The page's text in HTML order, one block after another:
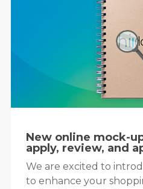
New online mock-
apply, review, and
We are excited to
to enhance your